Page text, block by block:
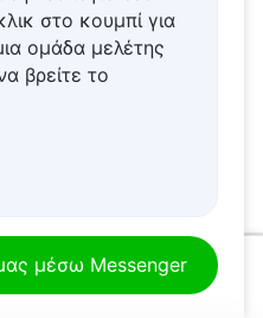
στο κουμπί για
ομάδα μελέτης
βρείτε το
μέσω Messenger